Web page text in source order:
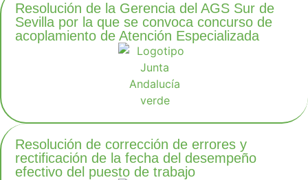
Resolución de la Gerencia del AGS Sur de
Sevilla por la que se convoca concurso de
acoplamiento de Atención Especializada
Resolución de corrección de errores y
rectificación de la fecha del desempeño
efectivo del puesto de trabajo